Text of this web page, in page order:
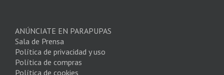
ANÚNCIATE EN PARAPUPAS
Sala de Prensa
Política de privacidad y uso
Política de compras
Política de cookies